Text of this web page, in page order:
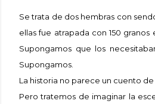
Se trata de dos hembras con
ellas fue atrapada con 150 granos
Supongamos que los
Supongamos.
La historia no parece un cuento de
Pero tratemos de imaginar la